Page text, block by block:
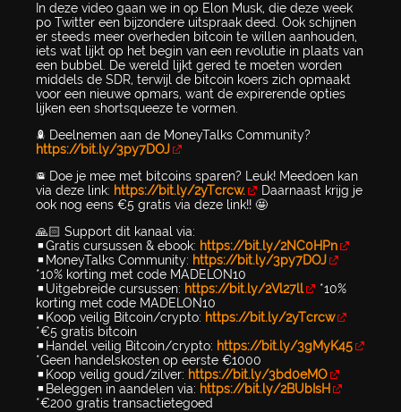
In deze video gaan we in op Elon Musk, die deze week
po Twitter een bijzondere uitspraak deed. Ook schijnen
er steeds meer overheden bitcoin te willen aanhouden,
iets wat lijkt op het begin van een revolutie in plaats van
een bubbel. De wereld lijkt gered te moeten worden
middels de SDR, terwijl de bitcoin koers zich opmaakt
voor een nieuwe opmars, want de expirerende opties
lijken een shortsqueeze te vormen.
🚀 Deelnemen aan de MoneyTalks Community?
https://bit.ly/3py7DOJ
🚨 Doe je mee met bitcoins sparen? Leuk! Meedoen kan
via deze link: https://bit.ly/2yTcrcw.
Daarnaast krijg je
ook nog eens €5 gratis via deze link!! 🤩
🙏🏻 Support dit kanaal via:
▪️Gratis cursussen & ebook: https://bit.ly/2NC0HPn
▪️MoneyTalks Community: https://bit.ly/3py7DOJ
*10% korting met code MADELON10
▪️Uitgebreide cursussen: https://bit.ly/2Vl27ll
*10%
korting met code MADELON10
▪️Koop veilig Bitcoin/crypto: https://bit.ly/2yTcrcw
*€5 gratis bitcoin
▪️Handel veilig Bitcoin/crypto: https://bit.ly/3gMyK45
*Geen handelskosten op eerste €1000
▪️Koop veilig goud/zilver: https://bit.ly/3bd0eMO
▪️Beleggen in aandelen via: https://bit.ly/2BUbIsH
*€200 gratis transactietegoed